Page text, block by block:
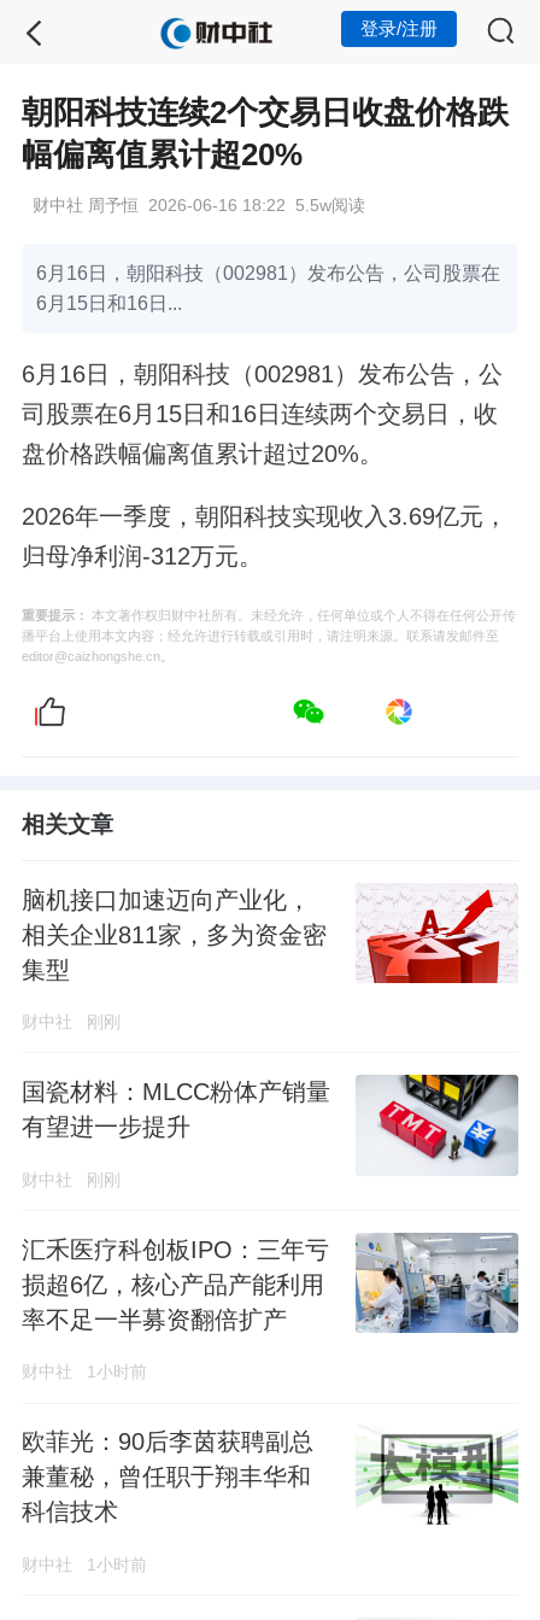
登录/注册
朝阳科技连续2个交易日收盘价格跌
幅偏离值累计超20%
财中社 周予恒 2026-06-16 18:22 5.5w阅读
6月16日，朝阳科技（002981）发布公告，公司股票在
6月15日和16日...
6月16日，朝阳科技（002981）发布公告，公
司股票在6月15日和16日连续两个交易日，收
盘价格跌幅偏离值累计超过20%。
2026年一季度，朝阳科技实现收入3.69亿元，
归母净利润-312万元。
重要提示： 本文著作权归财中社所有。未经允许，任何单位或个人不得在任何公开传
播平台上使用本文内容；经允许进行转载或引用时，请注明来源。联系请发邮件至
editor@caizhongshe.cn。
相关文章
脑机接口加速迈向产业化，
相关企业811家，多为资金密
集型
财中社 刚刚
国瓷材料：MLCC粉体产销量
有望进一步提升
财中社 刚刚
汇禾医疗科创板IPO：三年亏
损超6亿，核心产品产能利用
率不足一半募资翻倍扩产
财中社 1小时前
欧菲光：90后李茵获聘副总
兼董秘，曾任职于翔丰华和
科信技术
财中社 1小时前